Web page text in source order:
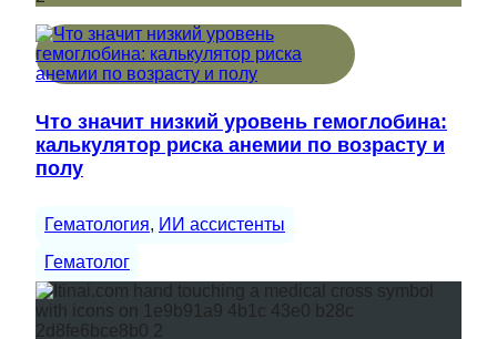
Что значит низкий уровень гемоглобина:
калькулятор риска анемии по возрасту и
полу
Гематология, ИИ ассистенты
Гематолог